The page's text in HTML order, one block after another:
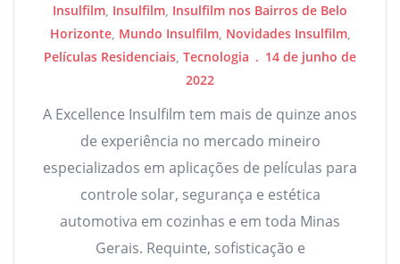
Insulfilm, Insulfilm, Insulfilm nos Bairros de Belo
Horizonte, Mundo Insulfilm, Novidades Insulfilm,
Películas Residenciais, Tecnologia
14 de junho de
2022
A Excellence Insulfilm tem mais de quinze anos
de experiência no mercado mineiro
especializados em aplicações de películas para
controle solar, segurança e estética
automotiva em cozinhas e em toda Minas
Gerais. Requinte, sofisticação e